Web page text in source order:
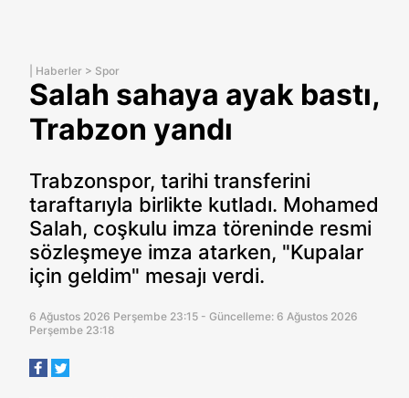
Haberler > Spor
Salah sahaya ayak bastı,
Trabzon yandı
Trabzonspor, tarihi transferini
taraftarıyla birlikte kutladı. Mohamed
Salah, coşkulu imza töreninde resmi
sözleşmeye imza atarken, "Kupalar
için geldim" mesajı verdi.
6 Ağustos 2026 Perşembe 23:15 - Güncelleme: 6 Ağustos 2026
Perşembe 23:18